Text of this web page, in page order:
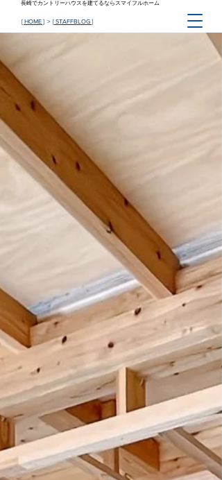
長崎でカントリーハウスを建てるならスマイフルホーム
[ HOME ] > [STAFFBLOG]